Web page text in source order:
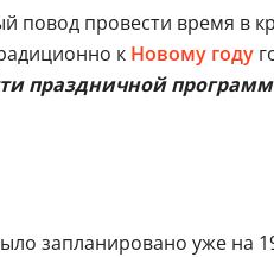
повод провести время в
кНовому году
праздничной
запланировано уже на